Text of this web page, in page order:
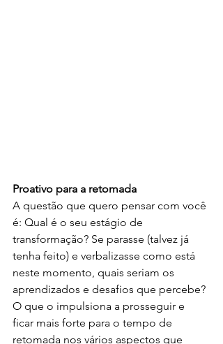
Proativo para a retomada
A questão que quero pensar com você
é: Qual é o seu estágio de
transformação? Se parasse (talvez já
tenha feito) e verbalizasse como está
neste momento, quais seriam os
aprendizados e desafios que percebe?
O que o impulsiona a prosseguir e
ficar mais forte para o tempo de
retomada nos vários aspectos que